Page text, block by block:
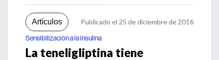
Artículos Publicado el 25 de diciembre de 2016
Sensibilización a la insulina
La teneligliptina tiene